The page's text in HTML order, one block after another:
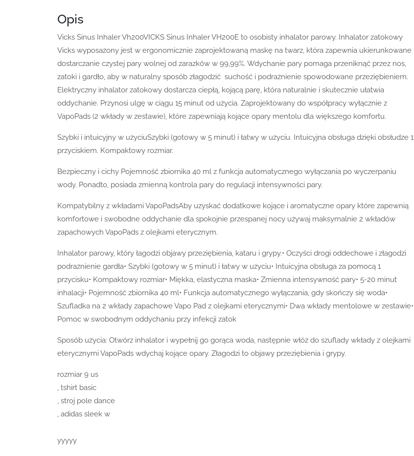
Opis
Vicks Sinus Inhaler Vh200VICKS Sinus Inhaler VH200E to osobisty inhalator parowy. Inhalator zatokowy
Vicks wyposażony jest w ergonomicznie zaprojektowaną maskę na twarz, która zapewnia ukierunkowane
dostarczanie czystej pary wolnej od zarazków w 99,99%. Wdychanie pary pomaga przeniknąć przez nos,
zatoki i gardło, aby w naturalny sposób złagodzić suchość i podrażnienie spowodowane przeziębieniem.
Elektryczny inhalator zatokowy dostarcza ciepłą, kojącą parę, która naturalnie i skutecznie ułatwia
oddychanie. Przynosi ulgę w ciągu 15 minut od użycia. Zaprojektowany do współpracy wyłącznie z
VapoPads (2 wkłady w zestawie), które zapewniają kojące opary mentolu dla większego komfortu.
Szybki i intuicyjny w użyciuSzybki (gotowy w 5 minut) i łatwy w użyciu. Intuicyjna obsługa dzięki obsłudze 1
przyciskiem. Kompaktowy rozmiar.
Bezpieczny i cichy Pojemność zbiornika 40 ml z funkcja automatycznego wyłączania po wyczerpaniu
wody. Ponadto, posiada zmienną kontrola pary do regulacji intensywności pary.
Kompatybilny z wkładami VapoPadsAby uzyskać dodatkowe kojące i aromatyczne opary które zapewnią
komfortowe i swobodne oddychanie dla spokojnie przespanej nocy używaj maksymalnie 2 wkładów
zapachowych VapoPads z olejkami eterycznym.
Inhalator parowy, który łagodzi objawy przeziębienia, kataru i grypy.• Oczyści drogi oddechowe i złagodzi
podrażnienie gardła• Szybki (gotowy w 5 minut) i łatwy w użyciu• Intuicyjna obsługa za pomocą 1
przycisku• Kompaktowy rozmiar• Miękka, elastyczna maska• Zmienna intensywność pary• 5-20 minut
inhalacji• Pojemność zbiornika 40 ml• Funkcja automatycznego wyłączania, gdy skończy się woda•
Szufladka na 2 wkłady zapachowe Vapo Pad z olejkami eterycznymi• Dwa wkłady mentolowe w zestawie•
Pomoc w swobodnym oddychaniu przy infekcji zatok
Sposób użycia: Otwórz inhalator i wypełnij go gorąca woda, następnie włóż do szuflady wkłady z olejkami
eterycznymi VapoPads wdychaj kojące opary. Złagodzi to objawy przeziębienia i grypy.
rozmiar 9 us
, tshirt basic
, stroj pole dance
, adidas sleek w
yyyyy